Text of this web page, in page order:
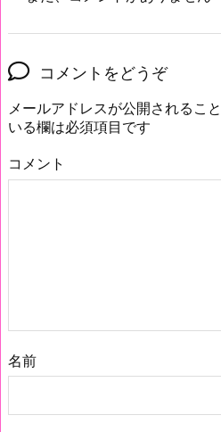
コメントをどうぞ
メールアドレスが公開されるこ
いる欄は必須項目です
コメント
名前